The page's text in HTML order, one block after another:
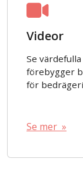
Videor
Se
förebygger
för
Se mer »